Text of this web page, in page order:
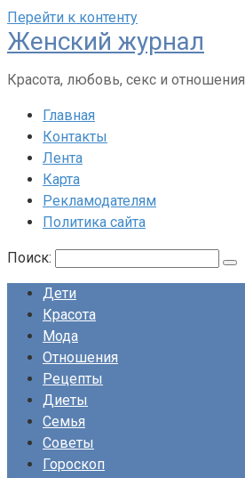
Перейти к контенту
Женский журнал
Красота, любовь, секс и отношения
Главная
Контакты
Лента
Карта
Рекламодателям
Политика сайта
Поиск:
Дети
Красота
Мода
Отношения
Рецепты
Диеты
Семья
Советы
Гороскоп